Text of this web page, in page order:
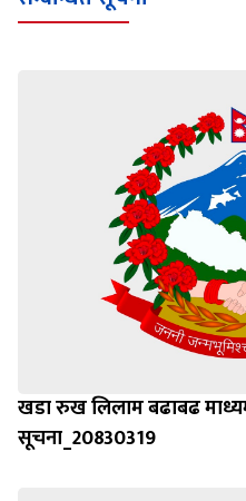
खडा रुख लिलाम बढाबढ
सूचना_20830319